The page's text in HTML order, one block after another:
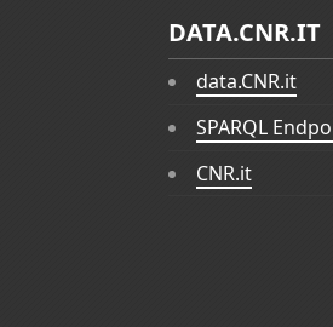
DATA.CNR.IT
data.CNR.it
SPARQL
CNR.it